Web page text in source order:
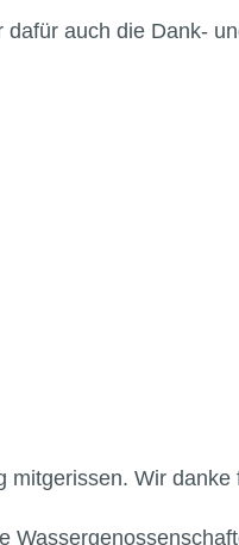
auch die Dank-
Wir